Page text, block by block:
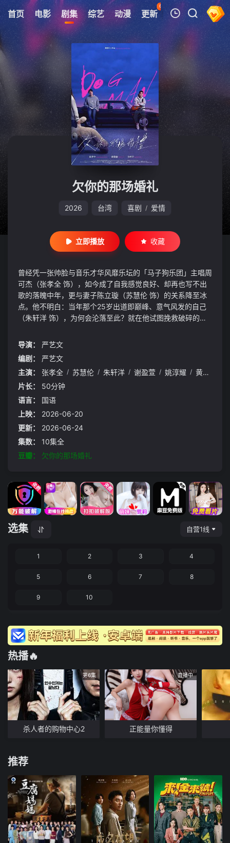
首页 电影 剧集 综艺 动漫 更新
63
热榜 APP
我的观影记录
暂无观看影片的记录
欠你的那场婚礼
2026 台湾 喜剧 / 爱情
立即播放 收藏
曾经凭一张帅脸与音乐才华风靡乐坛的「马子狗乐团」主唱周
可杰（张孝全 饰），如今成了自我感觉良好、却再也写不出
歌的落魄中年，更与妻子陈立璇（苏慧伦 饰）的关系降至冰
点。他不明白：当年那个25岁出道即巅峰、意气风发的自己
（朱轩洋 饰），为何会沦落至此？就在他试图挽救破碎的婚
衷。
导演：
严艺文
编剧：
严艺文
主演：
张孝全 / 苏慧伦 / 朱轩洋 / 谢盈萱 / 姚淳耀 / 黄迪扬
片长：
50分钟
语言：
国语
上映：
2026-06-20
更新：
2026-06-24
集数：
10集全
豆瓣：
欠你的那场婚礼
选集 自营1线
1 2 3 4
5 6 7 8
9 10
热播🔥
第6集
杀人者的购物中心2
直播中
正能量你懂得
推荐